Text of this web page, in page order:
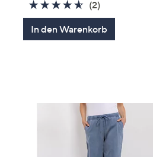
4.5
von
5
(2)
Bewertungen
In den Warenkorb